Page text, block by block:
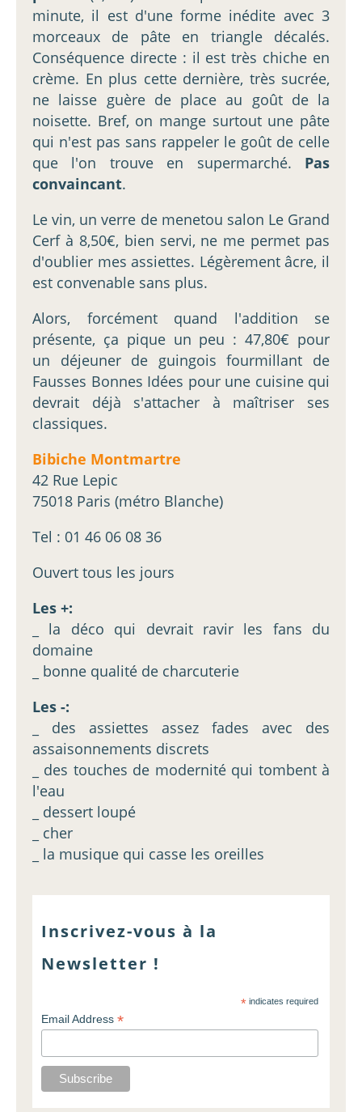
minute, il est d'une forme inédite avec 3
morceaux de pâte en triangle décalés.
Conséquence directe : il est très chiche en
crème. En plus cette dernière, très sucrée,
ne laisse guère de place au goût de la
noisette. Bref, on mange surtout une pâte
qui n'est pas sans rappeler le goût de celle
que l'on trouve en supermarché. Pas
convaincant.
Le vin, un verre de menetou salon Le Grand
Cerf à 8,50€, bien servi, ne me permet pas
d'oublier mes assiettes. Légèrement âcre, il
est convenable sans plus.
Alors, forcément quand l'addition se
présente, ça pique un peu : 47,80€ pour
un déjeuner de guingois fourmillant de
Fausses Bonnes Idées pour une cuisine qui
devrait déjà s'attacher à maîtriser ses
classiques.
Bibiche Montmartre
42 Rue Lepic
75018 Paris (métro Blanche)
Tel : 01 46 06 08 36
Ouvert tous les jours
Les +:
_ la déco qui devrait ravir les fans du
domaine
_ bonne qualité de charcuterie
Les -:
_ des assiettes assez fades avec des
assaisonnements discrets
_ des touches de modernité qui tombent à
l'eau
_ dessert loupé
_ cher
_ la musique qui casse les oreilles
Inscrivez-vous à la
Newsletter !
*indicates required
Email Address*